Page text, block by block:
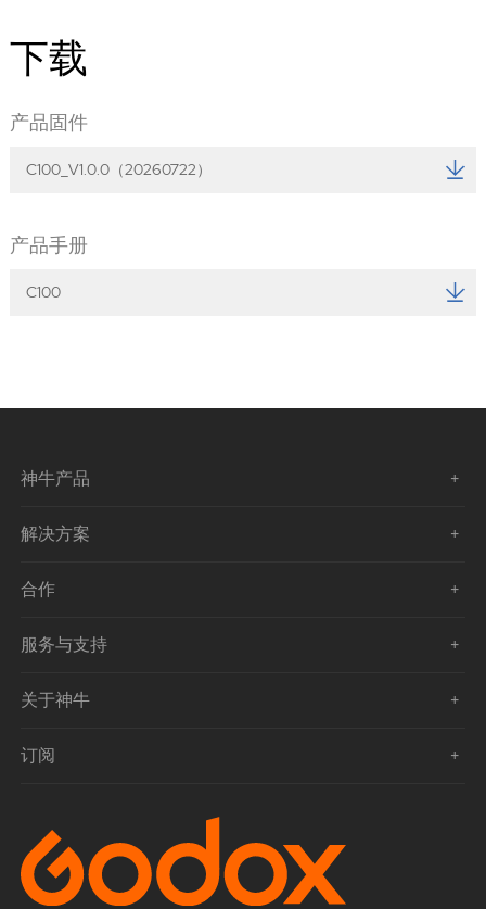
下载
产品固件
C100_V1.0.0（20260722）
产品手册
C100
神牛产品
解决方案
合作
服务与支持
关于神牛
订阅